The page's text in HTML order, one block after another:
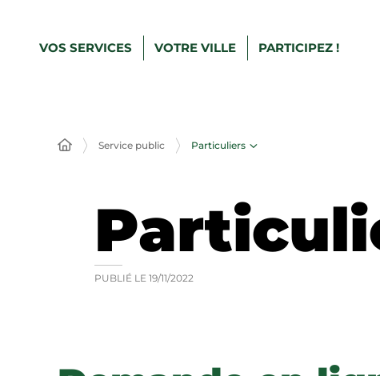
VOS SERVICES VOTRE VILLE PARTICIPEZ !
Service public Particuliers
PUBLIÉ LE 19/11/2022